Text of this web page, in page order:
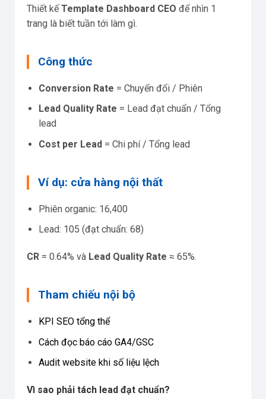
Thiết kếTemplate Dashboard CEO để nhìn 1
trang là biết tuần tới làm gì.
Công thức
Conversion Rate = Chuyển đổi / Phiên
Lead Quality Rate = Lead đạt chuẩn / Tổng
lead
Cost per Lead = Chi phí / Tổng lead
Ví dụ: cửa hàng nội thất
Phiên organic: 16,400
Lead: 105 (đạt chuẩn: 68)
CR = 0.64% và Lead Quality Rate ≈ 65%.
Tham chiếu nội bộ
KPI SEO tổng thể
Cách đọc báo cáo GA4/GSC
Audit website khi số liệu lệch
Vì sao phải tách lead đạt chuẩn?